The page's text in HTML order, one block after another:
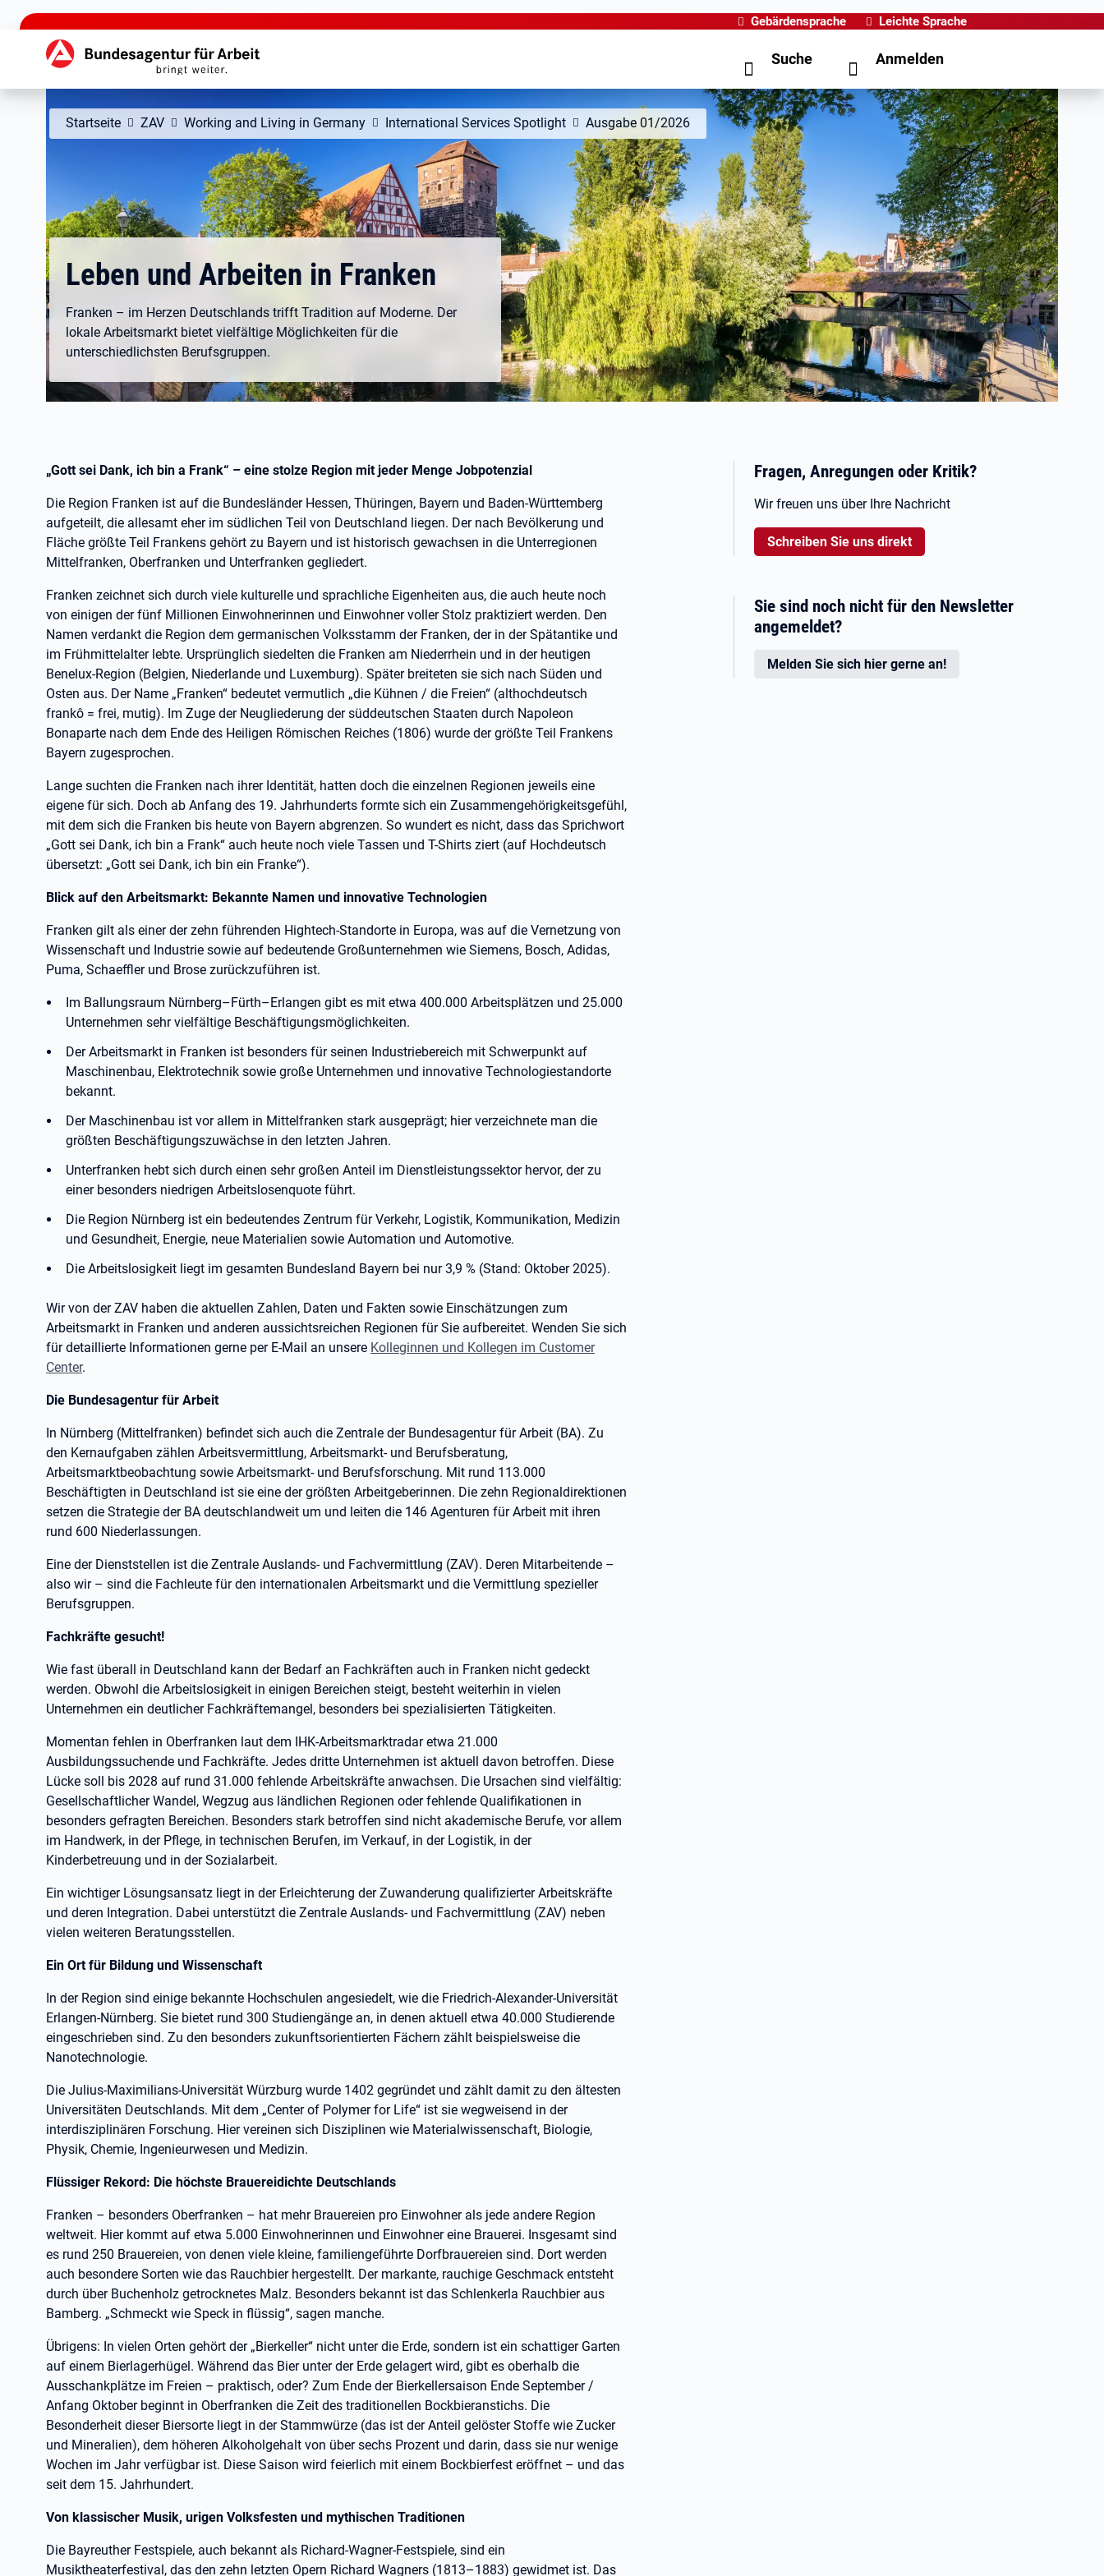
zu den Hauptinhalten springen
Gebärdensprache Leichte Sprache
Hauptnavigation Suche Anmelden
Startseite ZAV Working and Living in Germany International Services Spotlight Ausgabe 01/2026
Leben und Arbeiten in Franken
Franken – im Herzen Deutschlands trifft Tradition auf Moderne. Der
lokale Arbeitsmarkt bietet vielfältige Möglichkeiten für die
unterschiedlichsten Berufsgruppen.
„Gott sei Dank, ich bin a Frank“ – eine stolze Region mit jeder Menge Jobpotenzial
Die Region Franken ist auf die Bundesländer Hessen, Thüringen, Bayern und Baden-Württemberg
aufgeteilt, die allesamt eher im südlichen Teil von Deutschland liegen. Der nach Bevölkerung und
Fläche größte Teil Frankens gehört zu Bayern und ist historisch gewachsen in die Unterregionen
Mittelfranken, Oberfranken und Unterfranken gegliedert.
Franken zeichnet sich durch viele kulturelle und sprachliche Eigenheiten aus, die auch heute noch
von einigen der fünf Millionen Einwohnerinnen und Einwohner voller Stolz praktiziert werden. Den
Namen verdankt die Region dem germanischen Volksstamm der Franken, der in der Spätantike und
im Frühmittelalter lebte. Ursprünglich siedelten die Franken am Niederrhein und in der heutigen
Benelux-Region (Belgien, Niederlande und Luxemburg). Später breiteten sie sich nach Süden und
Osten aus. Der Name „Franken“ bedeutet vermutlich „die Kühnen / die Freien“ (althochdeutsch
frankô = frei, mutig). Im Zuge der Neugliederung der süddeutschen Staaten durch Napoleon
Bonaparte nach dem Ende des Heiligen Römischen Reiches (1806) wurde der größte Teil Frankens
Bayern zugesprochen.
Lange suchten die Franken nach ihrer Identität, hatten doch die einzelnen Regionen jeweils eine
eigene für sich. Doch ab Anfang des 19. Jahrhunderts formte sich ein Zusammengehörigkeitsgefühl,
mit dem sich die Franken bis heute von Bayern abgrenzen. So wundert es nicht, dass das Sprichwort
„Gott sei Dank, ich bin a Frank“ auch heute noch viele Tassen und T-Shirts ziert (auf Hochdeutsch
übersetzt: „Gott sei Dank, ich bin ein Franke“).
Blick auf den Arbeitsmarkt: Bekannte Namen und innovative Technologien
Franken gilt als einer der zehn führenden Hightech-Standorte in Europa, was auf die Vernetzung von
Wissenschaft und Industrie sowie auf bedeutende Großunternehmen wie Siemens, Bosch, Adidas,
Puma, Schaeffler und Brose zurückzuführen ist.
Im Ballungsraum Nürnberg–Fürth–Erlangen gibt es mit etwa 400.000 Arbeitsplätzen und 25.000
Unternehmen sehr vielfältige Beschäftigungsmöglichkeiten.
Der Arbeitsmarkt in Franken ist besonders für seinen Industriebereich mit Schwerpunkt auf
Maschinenbau, Elektrotechnik sowie große Unternehmen und innovative Technologiestandorte
bekannt.
Der Maschinenbau ist vor allem in Mittelfranken stark ausgeprägt; hier verzeichnete man die
größten Beschäftigungszuwächse in den letzten Jahren.
Unterfranken hebt sich durch einen sehr großen Anteil im Dienstleistungssektor hervor, der zu
einer besonders niedrigen Arbeitslosenquote führt.
Die Region Nürnberg ist ein bedeutendes Zentrum für Verkehr, Logistik, Kommunikation, Medizin
und Gesundheit, Energie, neue Materialien sowie Automation und Automotive.
Die Arbeitslosigkeit liegt im gesamten Bundesland Bayern bei nur 3,9 % (Stand: Oktober 2025).
Wir von der ZAV haben die aktuellen Zahlen, Daten und Fakten sowie Einschätzungen zum
Arbeitsmarkt in Franken und anderen aussichtsreichen Regionen für Sie aufbereitet. Wenden Sie sich
für detaillierte Informationen gerne per E-Mail an unsere Kolleginnen und Kollegen im Customer
Center.
Die Bundesagentur für Arbeit
In Nürnberg (Mittelfranken) befindet sich auch die Zentrale der Bundesagentur für Arbeit (BA). Zu
den Kernaufgaben zählen Arbeitsvermittlung, Arbeitsmarkt- und Berufsberatung,
Arbeitsmarktbeobachtung sowie Arbeitsmarkt- und Berufsforschung. Mit rund 113.000
Beschäftigten in Deutschland ist sie eine der größten Arbeitgeberinnen. Die zehn Regionaldirektionen
setzen die Strategie der BA deutschlandweit um und leiten die 146 Agenturen für Arbeit mit ihren
rund 600 Niederlassungen.
Eine der Dienststellen ist die Zentrale Auslands- und Fachvermittlung (ZAV). Deren Mitarbeitende –
also wir – sind die Fachleute für den internationalen Arbeitsmarkt und die Vermittlung spezieller
Berufsgruppen.
Fachkräfte gesucht!
Wie fast überall in Deutschland kann der Bedarf an Fachkräften auch in Franken nicht gedeckt
werden. Obwohl die Arbeitslosigkeit in einigen Bereichen steigt, besteht weiterhin in vielen
Unternehmen ein deutlicher Fachkräftemangel, besonders bei spezialisierten Tätigkeiten.
Momentan fehlen in Oberfranken laut dem IHK-Arbeitsmarktradar etwa 21.000
Ausbildungssuchende und Fachkräfte. Jedes dritte Unternehmen ist aktuell davon betroffen. Diese
Lücke soll bis 2028 auf rund 31.000 fehlende Arbeitskräfte anwachsen. Die Ursachen sind vielfältig:
Gesellschaftlicher Wandel, Wegzug aus ländlichen Regionen oder fehlende Qualifikationen in
besonders gefragten Bereichen. Besonders stark betroffen sind nicht akademische Berufe, vor allem
im Handwerk, in der Pflege, in technischen Berufen, im Verkauf, in der Logistik, in der
Kinderbetreuung und in der Sozialarbeit.
Ein wichtiger Lösungsansatz liegt in der Erleichterung der Zuwanderung qualifizierter Arbeitskräfte
und deren Integration. Dabei unterstützt die Zentrale Auslands- und Fachvermittlung (ZAV) neben
vielen weiteren Beratungsstellen.
Ein Ort für Bildung und Wissenschaft
In der Region sind einige bekannte Hochschulen angesiedelt, wie die Friedrich-Alexander-Universität
Erlangen-Nürnberg. Sie bietet rund 300 Studiengänge an, in denen aktuell etwa 40.000 Studierende
eingeschrieben sind. Zu den besonders zukunftsorientierten Fächern zählt beispielsweise die
Nanotechnologie.
Die Julius-Maximilians-Universität Würzburg wurde 1402 gegründet und zählt damit zu den ältesten
Universitäten Deutschlands. Mit dem „Center of Polymer for Life“ ist sie wegweisend in der
interdisziplinären Forschung. Hier vereinen sich Disziplinen wie Materialwissenschaft, Biologie,
Physik, Chemie, Ingenieurwesen und Medizin.
Flüssiger Rekord: Die höchste Brauereidichte Deutschlands
Franken – besonders Oberfranken – hat mehr Brauereien pro Einwohner als jede andere Region
weltweit. Hier kommt auf etwa 5.000 Einwohnerinnen und Einwohner eine Brauerei. Insgesamt sind
es rund 250 Brauereien, von denen viele kleine, familiengeführte Dorfbrauereien sind. Dort werden
auch besondere Sorten wie das Rauchbier hergestellt. Der markante, rauchige Geschmack entsteht
durch über Buchenholz getrocknetes Malz. Besonders bekannt ist das Schlenkerla Rauchbier aus
Bamberg. „Schmeckt wie Speck in flüssig“, sagen manche.
Übrigens: In vielen Orten gehört der „Bierkeller“ nicht unter die Erde, sondern ist ein schattiger Garten
auf einem Bierlagerhügel. Während das Bier unter der Erde gelagert wird, gibt es oberhalb die
Ausschankplätze im Freien – praktisch, oder? Zum Ende der Bierkellersaison Ende September /
Anfang Oktober beginnt in Oberfranken die Zeit des traditionellen Bockbieranstichs. Die
Besonderheit dieser Biersorte liegt in der Stammwürze (das ist der Anteil gelöster Stoffe wie Zucker
und Mineralien), dem höheren Alkoholgehalt von über sechs Prozent und darin, dass sie nur wenige
Wochen im Jahr verfügbar ist. Diese Saison wird feierlich mit einem Bockbierfest eröffnet – und das
seit dem 15. Jahrhundert.
Von klassischer Musik, urigen Volksfesten und mythischen Traditionen
Die Bayreuther Festspiele, auch bekannt als Richard-Wagner-Festspiele, sind ein
Musiktheaterfestival, das den zehn letzten Opern Richard Wagners (1813–1883) gewidmet ist. Das
Fragen, Anregungen oder Kritik?
Wir freuen uns über Ihre Nachricht
Schreiben Sie uns direkt
Sie sind noch nicht für den Newsletter
angemeldet?
Melden Sie sich hier gerne an!